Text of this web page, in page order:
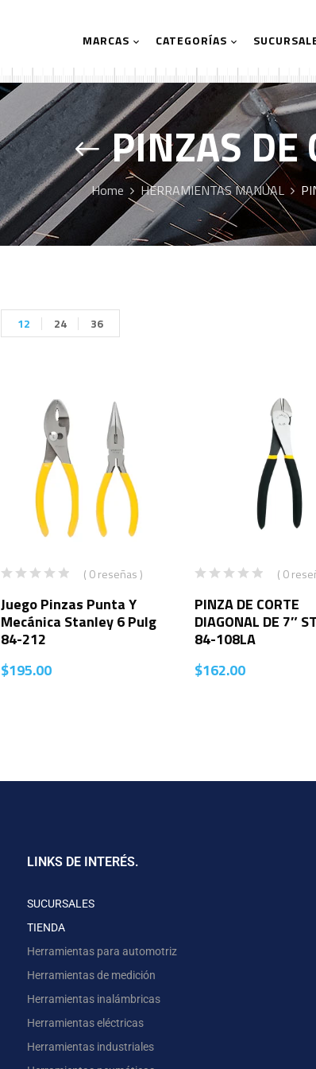
MARCAS CATEGORÍAS
PINZAS DE
Home HERRAMIENTAS MANUAL
12 24 36
( 0 reseñas )
Juego Pinzas Punta Y
Mecánica Stanley 6 Pulg
84-212
$195.00
( 0
PINZA DE CORTE
DIAGONAL DE 7″
84-108LA
$162.00
LINKS DE INTERÉS.
SUCURSALES
TIENDA
Herramientas para automotriz
Herramientas de medición
Herramientas inalámbricas
Herramientas eléctricas
Herramientas industriales